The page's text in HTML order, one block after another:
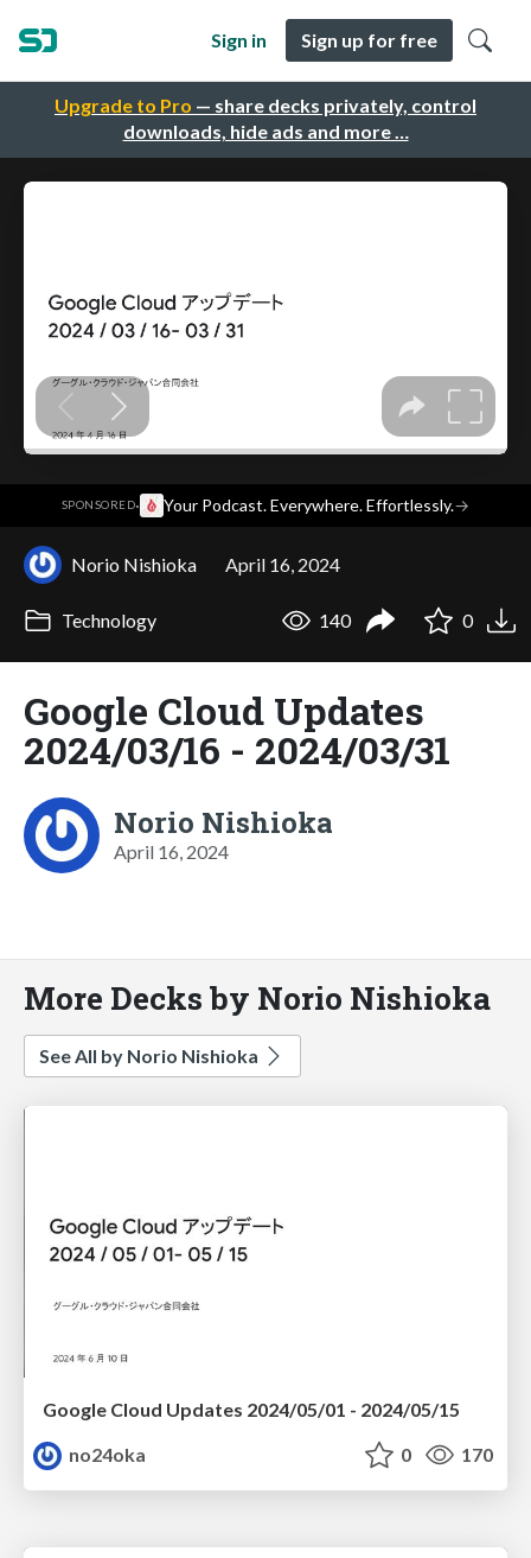
Upgrade to Pro — share decks privately, control
downloads, hide ads and more …
Sign in Sign up for free
SPONSORED· Your Podcast. Everywhere. Effortlessly.→
Norio Nishioka April 16, 2024
Technology 140 0
Google Cloud Updates
2024/03/16 - 2024/03/31
Norio Nishioka
April 16, 2024
More Decks by Norio Nishioka
See All by Norio Nishioka
Google Cloud Updates 2024/05/01 - 2024/05/15
no24oka
0 170